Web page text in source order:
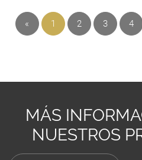
« 1 2 3 4
MÁS
NUESTROS